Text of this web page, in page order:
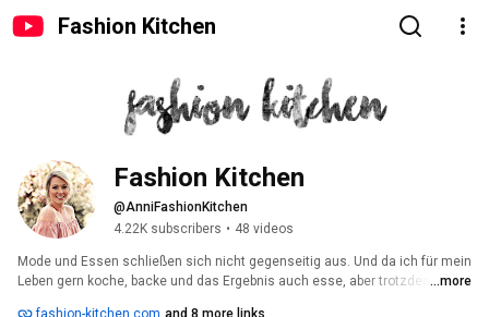
Fashion Kitchen
Fashion Kitchen
@AnniFashionKitchen
4.22K subscribers • 48 videos
Mode und Essen schließen sich nicht gegenseitig aus. Und da ich für mein
Leben gern koche, backe und das Ergebnis auch esse, aber trotzdem ...more
fashion-kitchen.com and 8 more links